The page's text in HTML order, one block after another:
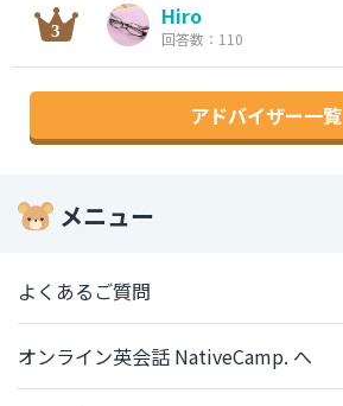
Hiro
回答数：110
アドバイザー一覧
メニュー
よくあるご質問
オンライン英会話 NativeCamp. へ